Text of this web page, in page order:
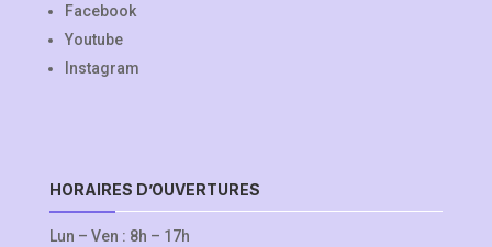
Facebook
Youtube
Instagram
HORAIRES D’OUVERTURES
Lun – Ven : 8h – 17h